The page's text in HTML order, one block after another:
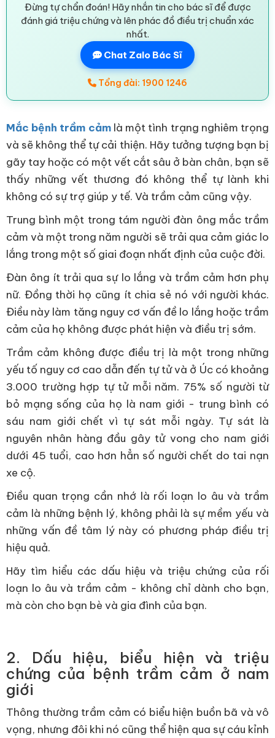
Đừng tự chẩn đoán! Hãy nhắn tin cho bác sĩ để được
đánh giá triệu chứng và lên phác đồ điều trị chuẩn xác
nhất.
Chat Zalo Bác Sĩ
Tổng đài: 1900 1246
Mắc bệnh trầm cảmlà một tình trạng nghiêm trọng
và sẽ không thể tự cải thiện. Hãy tưởng tượng bạn bị
gãy tay hoặc có một vết cắt sâu ở bàn chân, bạn sẽ
thấy những vết thương đó không thể tự lành khi
không có sự trợ giúp y tế. Và trầm cảm cũng vậy.
Trung bình một trong tám người đàn ông mắc trầm
cảm và một trong năm người sẽ trải qua cảm giác lo
lắng trong một số giai đoạn nhất định của cuộc đời.
Đàn ông ít trải qua sự lo lắng và trầm cảm hơn phụ
nữ. Đồng thời họ cũng ít chia sẻ nó với người khác.
Điều này làm tăng nguy cơ vấn đề lo lắng hoặc trầm
cảm của họ không được phát hiện và điều trị sớm.
Trầm cảm không được điều trị là một trong những
yếu tố nguy cơ cao dẫn đến tự tử và ở Úc có khoảng
3.000 trường hợp tự tử mỗi năm. 75% số người từ
bỏ mạng sống của họ là nam giới - trung bình có
sáu nam giới chết vì tự sát mỗi ngày. Tự sát là
nguyên nhân hàng đầu gây tử vong cho nam giới
dưới 45 tuổi, cao hơn hẳn số người chết do tai nạn
xe cộ.
Điều quan trọng cần nhớ là rối loạn lo âu và trầm
cảm là những bệnh lý, không phải là sự mềm yếu và
những vấn đề tâm lý này có phương pháp điều trị
hiệu quả.
Hãy tìm hiểu các dấu hiệu và triệu chứng của rối
loạn lo âu và trầm cảm - không chỉ dành cho bạn,
mà còn cho bạn bè và gia đình của bạn.
2. Dấu hiệu, biểu hiện và triệu
chứng của bệnh trầm cảm ở nam
giới
Thông thường trầm cảm có biểu hiện buồn bã và vô
vọng, nhưng đôi khi nó cũng thể hiện qua sự cáu kỉnh